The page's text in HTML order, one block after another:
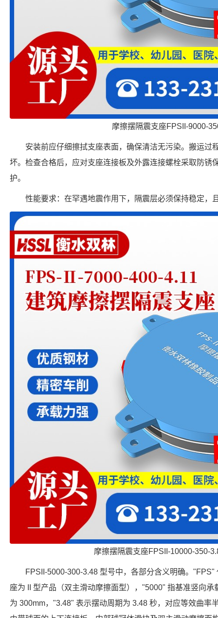
摩擦摆隔震支座FPSII-9000-
安装前应仔细擦拭支座表面，确保清洁无污染。搬运过
坏。检查合格后，应对支座连接板及外露连接螺栓采取防锈
护。
性能要求：在罕遇地震作用下，隔震层必须保持稳定，
摩擦摆隔震支座FPSII-10000-350-
FPSII-5000-300-3.48 型号中，各部分含义明确。
座为 II 型产品（双主滑动摩擦面型），"5000" 指基准竖向
为 300mm，"3.48" 表示摆动周期为 3.48 秒，对应等效曲率